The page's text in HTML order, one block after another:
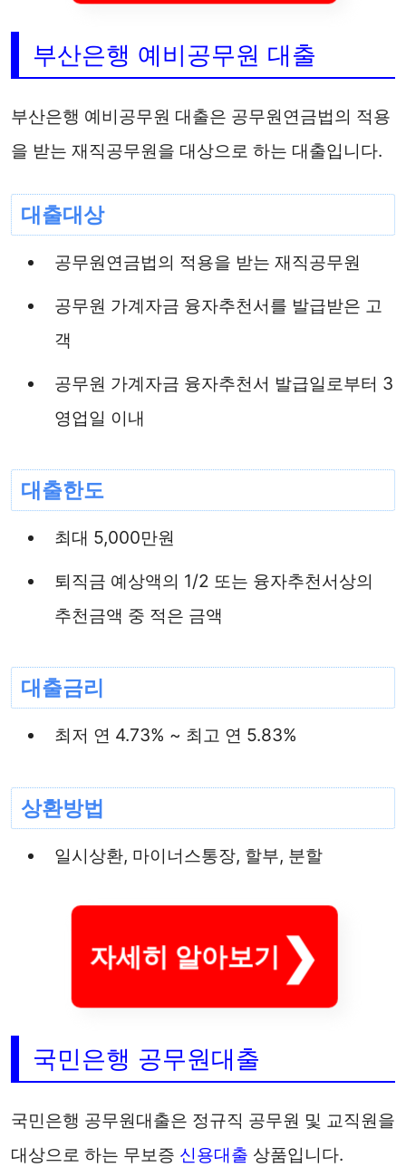
부산은행 예비공무원 대출
부산은행 예비공무원 대출은 공무원연금법의 적용
을 받는 재직공무원을 대상으로 하는 대출입니다.
대출대상
공무원연금법의 적용을 받는 재직공무원
공무원 가계자금 융자추천서를 발급받은 고
객
공무원 가계자금 융자추천서 발급일로부터 3
영업일 이내
대출한도
최대 5,000만원
퇴직금 예상액의 1/2 또는 융자추천서상의
추천금액 중 적은 금액
대출금리
최저 연 4.73% ~ 최고 연 5.83%
상환방법
일시상환, 마이너스통장, 할부, 분할
자세히 알아보기
국민은행 공무원대출
국민은행 공무원대출은 정규직 공무원 및 교직원을
대상으로 하는 무보증 신용대출 상품입니다.